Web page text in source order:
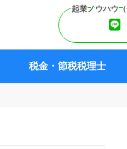
税金・節税税理士